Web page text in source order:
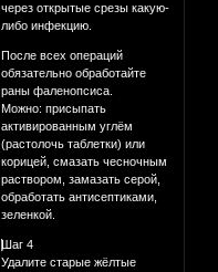
через открытые срезы какую-
либо инфекцию.
После всех операций
обязательно обработайте
раны фаленопсиса.
Можно: присыпать
активированным углём
(растолочь таблетки) или
корицей, смазать чесночным
раствором, замазать серой,
обработать антисептиками,
зеленкой.
⃣⃣Шаг 4
Удалите старые жёлтые